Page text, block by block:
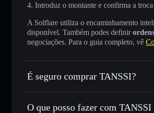
Introduz o montante e confirma a troca
A Solflare utiliza o encaminhamento
disponível. Também podes definir
negociações. Para o guia completo, vê
É seguro comprar TANSSI?
TANSSI não está verificado
O que posso fazer com